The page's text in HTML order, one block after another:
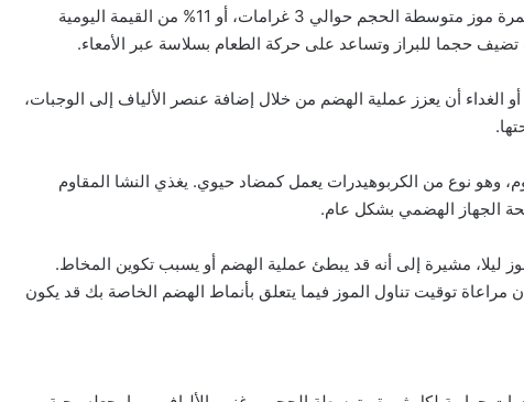
يحتوي الموز على نسبة عالية من الألياف، حيث توفر ثمرة موز متوسطة الحجم حوالي 3 غرامات، أو 11% من القيمة اليومية
حجما للبراز وتساعد على حركة الطعام بسلاسة عبر الأمعاء.
الغداء أن يعزز عملية الهضم من خلال إضافة عنصر الألياف إلى الوجبات،
وهو نوع من الكربوهيدرات يعمل كمضاد حيوي. يغذي النشا المقاوم
الجهاز الهضمي بشكل عام.
ليلا، مشيرة إلى أنه قد يبطئ عملية الهضم أو يسبب تكوين المخاط.
مراعاة توقيت تناول الموز فيما يتعلق بأنماط الهضم الخاصة بك قد يكون